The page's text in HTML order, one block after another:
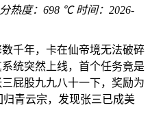
热度：698 ℃ 时间： 2026-
年，卡在仙帝境无法破碎
统突然上线，首个任务竟是
屁股九九八十一下，奖励为
青云宗，发现张三已成美